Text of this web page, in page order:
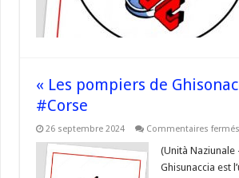
la
« Les pompiers de
#Corse
26 septembre 2024 Commentaires fermés
(Unità Naziunale
Ghisunaccia est